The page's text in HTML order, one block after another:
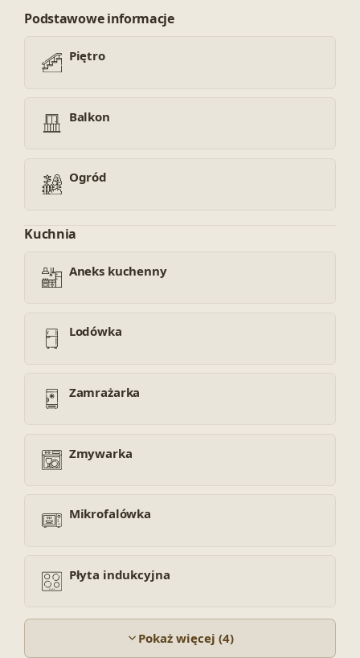
Podstawowe informacje
Piętro
Balkon
Ogród
Kuchnia
Aneks kuchenny
Lodówka
Zamrażarka
Zmywarka
Mikrofalówka
Płyta indukcyjna
Pokaż więcej (4)